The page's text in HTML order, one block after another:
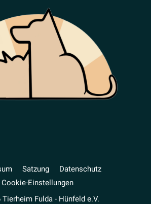
Satzung
Daten­schutz
Cookie-Einstellungen
Fulda - Hünfeld e.V.